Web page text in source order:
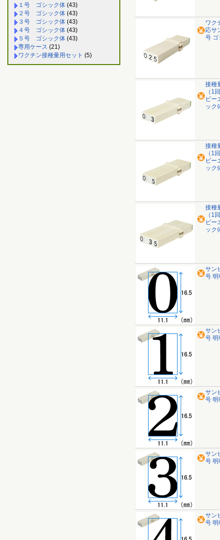
１号 ゴシック体 (43)
２号 ゴシック体 (43)
３号 ゴシック体 (43)
４号 ゴシック体 (43)
５号 ゴシック体 (43)
専用ケース (21)
ワクチン接種量用セット (5)
ワク
応サ
号 ゴ
接種
（1
ビー
ック
接種
（1
ビー
ック
接種
（1
ビー
ック
サン
号 明
サン
号 明
サン
号 明
サン
号 明
サン
号 明